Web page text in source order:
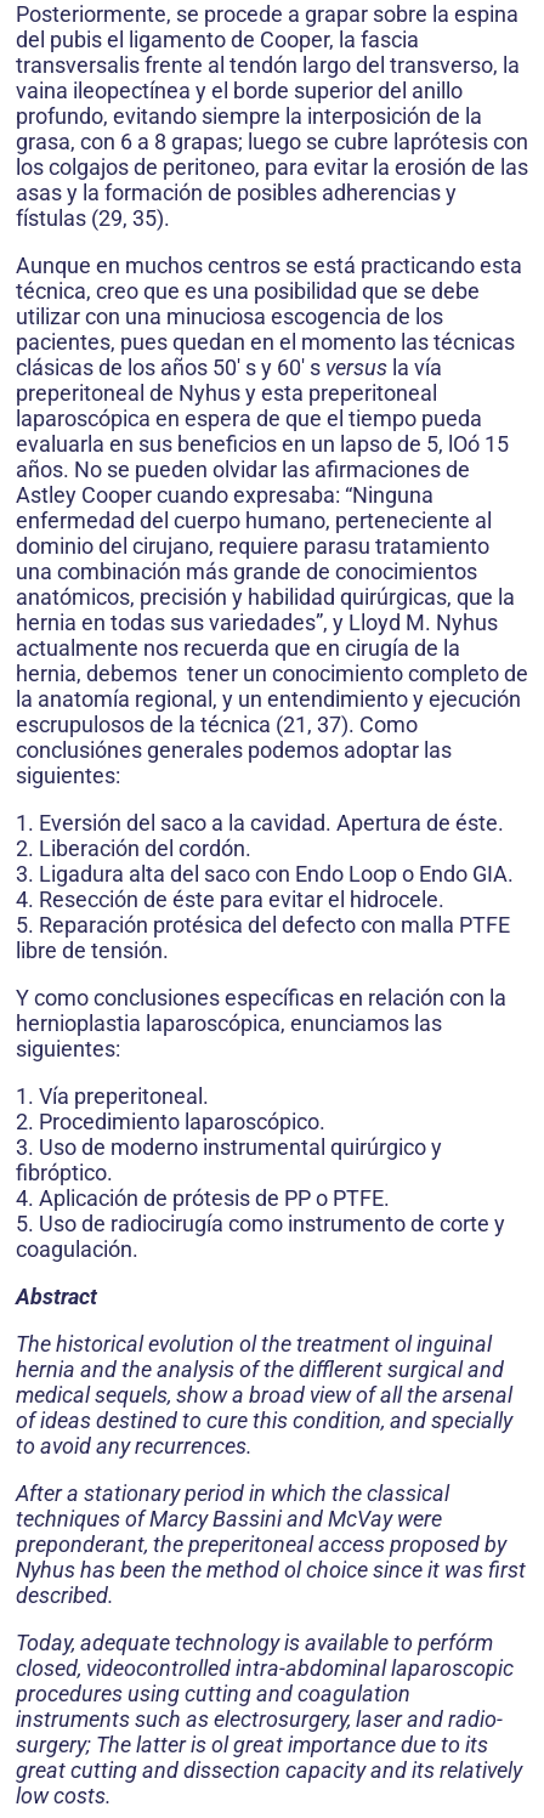
Posteriormente, se procede a grapar sobre la espina
del pubis el ligamento de Cooper, la fascia
transversalis frente al tendón largo del transverso, la
vaina ileopectínea y el borde superior del anillo
profundo, evitando siempre la interposición de la
grasa, con 6 a 8 grapas; luego se cubre laprótesis con
los colgajos de peritoneo, para evitar la erosión de las
asas y la formación de posibles adherencias y
fístulas (29, 35).
Aunque en muchos centros se está practicando esta
técnica, creo que es una posibilidad que se debe
utilizar con una minuciosa escogencia de los
pacientes, pues quedan en el momento las técnicas
clásicas de los años 50′ s y 60′ s versus la vía
preperitoneal de Nyhus y esta preperitoneal
laparoscópica en espera de que el tiempo pueda
evaluarla en sus beneficios en un lapso de 5, lOó 15
años. No se pueden olvidar las afirmaciones de
Astley Cooper cuando expresaba: “Ninguna
enfermedad del cuerpo humano, perteneciente al
dominio del cirujano, requiere parasu tratamiento
una combinación más grande de conocimientos
anatómicos, precisión y habilidad quirúrgicas, que la
hernia en todas sus variedades”, y Lloyd M. Nyhus
actualmente nos recuerda que en cirugía de la
hernia, debemos tener un conocimiento completo de
la anatomía regional, y un entendimiento y ejecución
escrupulosos de la técnica (21, 37). Como
conclusiónes generales podemos adoptar las
siguientes:
1. Eversión del saco a la cavidad. Apertura de éste.
2. Liberación del cordón.
3. Ligadura alta del saco con Endo Loop o Endo GIA.
4. Resección de éste para evitar el hidrocele.
5. Reparación protésica del defecto con malla PTFE
libre de tensión.
Y como conclusiones específicas en relación con la
hernioplastia laparoscópica, enunciamos las
siguientes:
1. Vía preperitoneal.
2. Procedimiento laparoscópico.
3. Uso de moderno instrumental quirúrgico y
fibróptico.
4. Aplicación de prótesis de PP o PTFE.
5. Uso de radiocirugía como instrumento de corte y
coagulación.
Abstract
The historical evolution ol the treatment ol inguinal
hernia and the analysis of the difflerent surgical and
medical sequels, show a broad view of all the arsenal
of ideas destined tocure this condition, and specially
to avoid any recurrences.
After a stationary period in which the classical
techniques of Marcy Bassini and McVay were
preponderant, the preperitoneal access proposed by
Nyhus has been the method ol choice since it was first
described.
Today, adequate technology is available to perfórm
closed, videocontrolled intra-abdominal laparoscopic
procedures using cutting and coagulation
instruments such as electrosurgery, laser and radio-
surgery; The latter is ol great importance due to its
great cutting and dissection capacity and its relatively
low costs.